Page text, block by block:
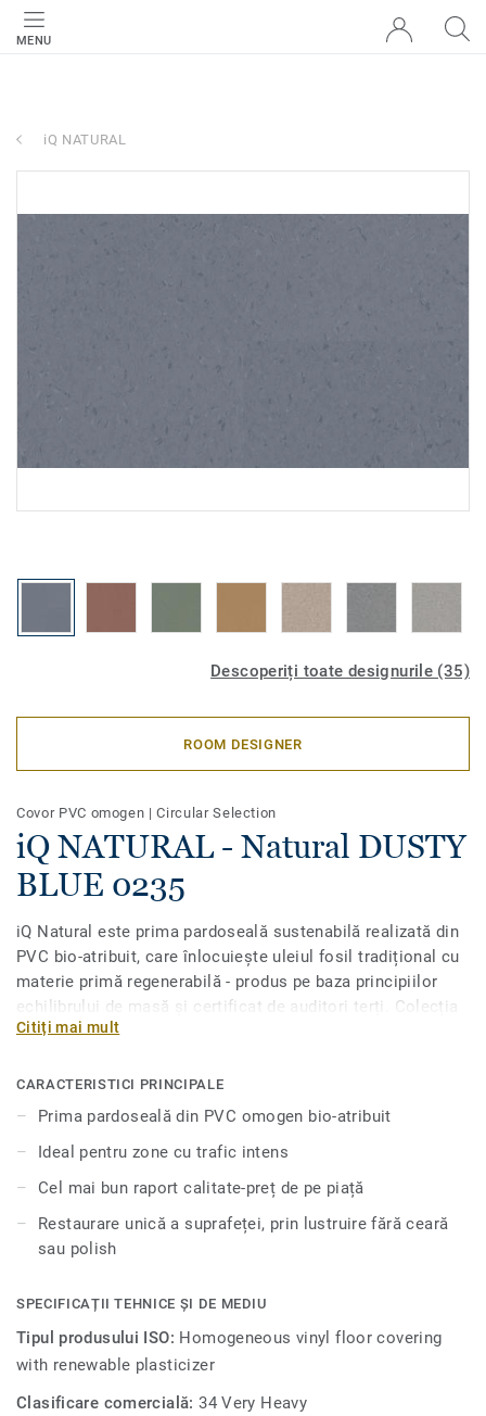
MENU
iQ NATURAL
Descoperiți toate designurile (35)
ROOM DESIGNER
Covor PVC omogen |Circular Selection
iQ NATURAL - Natural DUSTY
BLUE 0235
iQ Natural este prima pardoseală sustenabilă realizată din
PVC bio-atribuit, care înlocuiește uleiul fosil tradițional cu
materie primă regenerabilă - produs pe baza principiilor
echilibrului de masă și certificat de auditori terți. Colecția
iQ Natural se evidențiază astfel drept o soluție de
a emisiilor de gaze cu efect de seră de 50%, în comparație
cu pardoselile de PVC omogene medii. Pardoseala
sustenabilă din PVC iQ Natural se numără printre soluțiile
cu cel mai scăzut conținut de carbon de pe piață. Sunt
disponibile 35 de designuri în culori variate, de la clasicul
Citiți mai mult
CARACTERISTICI PRINCIPALE
Prima pardoseală din PVC omogen bio-atribuit
Ideal pentru zone cu trafic intens
Cel mai bun raport calitate-preț de pe piață
Restaurare unică a suprafeței, prin lustruire fără ceară
sau polish
SPECIFICAȚII TEHNICE ȘI DE MEDIU
Tipul produsului ISO: Homogeneous vinyl floor covering
with renewable plasticizer
Clasificare comercială:34 Very Heavy